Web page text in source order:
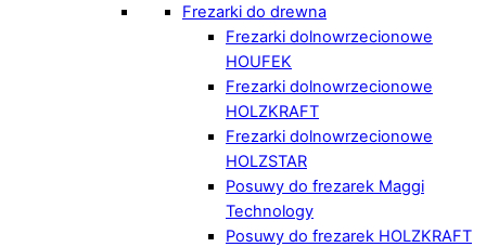
Frezarki do drewna
Frezarki dolnowrzecionowe
HOUFEK
Frezarki dolnowrzecionowe
HOLZKRAFT
Frezarki dolnowrzecionowe
HOLZSTAR
Posuwy do frezarek Maggi
Technology
Posuwy do frezarek HOLZKRAFT